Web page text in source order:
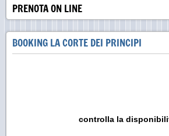
PRENOTA ON LINE
BOOKING LA CORTE DEI PRINCIPI
controlla la